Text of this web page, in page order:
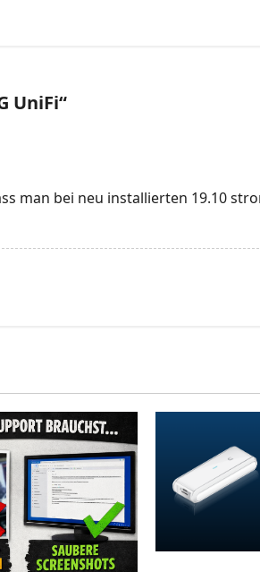
UniFi“
man bei neu installierten 19.10